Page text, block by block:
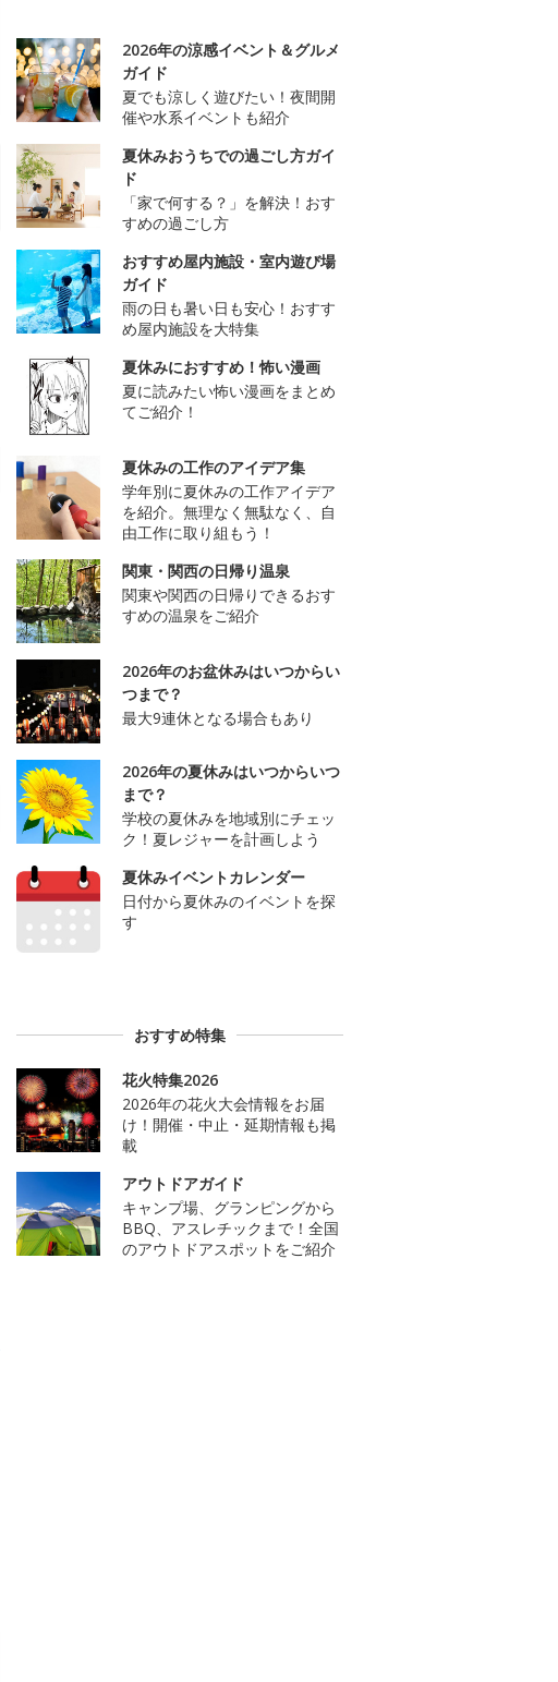
2026年の涼感イベント＆グルメ
ガイド
夏でも涼しく遊びたい！夜間開
催や水系イベントも紹介
夏休みおうちでの過ごし方ガイ
ド
「家で何する？」を解決！おす
すめの過ごし方
おすすめ屋内施設・室内遊び場
ガイド
雨の日も暑い日も安心！おすす
め屋内施設を大特集
夏休みにおすすめ！怖い漫画
夏に読みたい怖い漫画をまとめ
てご紹介！
夏休みの工作のアイデア集
学年別に夏休みの工作アイデア
を紹介。無理なく無駄なく、自
由工作に取り組もう！
関東・関西の日帰り温泉
関東や関西の日帰りできるおす
すめの温泉をご紹介
2026年のお盆休みはいつからい
つまで？
最大9連休となる場合もあり
2026年の夏休みはいつからいつ
まで？
学校の夏休みを地域別にチェッ
ク！夏レジャーを計画しよう
夏休みイベントカレンダー
日付から夏休みのイベントを探
す
おすすめ特集
花火特集2026
2026年の花火大会情報をお届
け！開催・中止・延期情報も掲
載
アウトドアガイド
キャンプ場、グランピングから
BBQ、アスレチックまで！全国
のアウトドアスポットをご紹介